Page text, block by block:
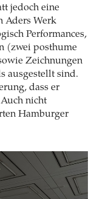
jedoch eine
Aders Werk
Performances,
(zwei posthume
Zeichnungen
ausgestellt sind.
dass er
Auch nicht
Hamburger